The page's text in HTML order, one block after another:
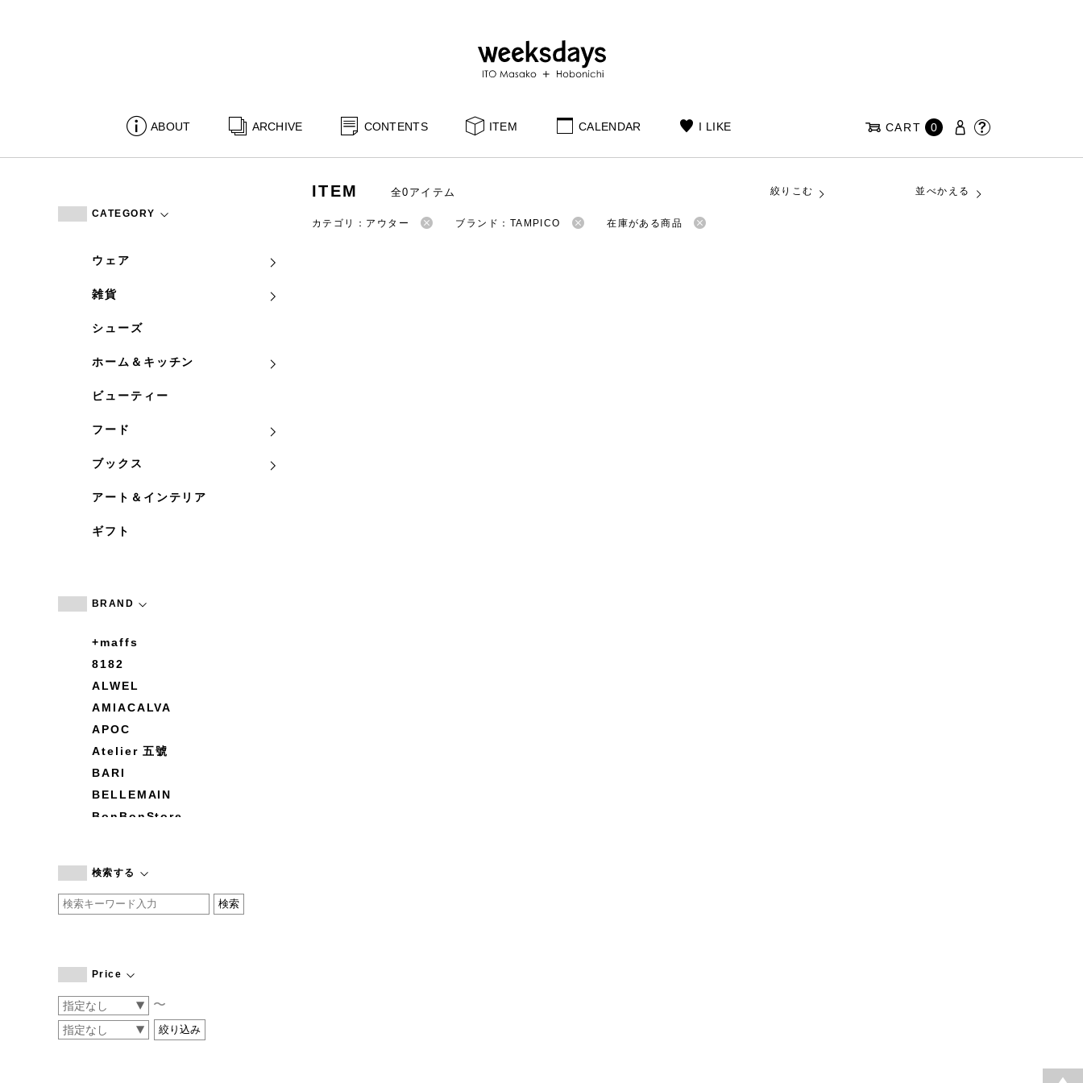
ABOUT ARCHIVE CONTENTS ITEM CALENDAR I LIKE CART 0
CATEGORY
ウェア
雑貨
シューズ
ホーム＆キッチン
ビューティー
フード
ブックス
アート＆インテリア
ギフト
BRAND
+maffs
8182
ALWEL
AMIACALVA
APOC
Atelier 五號
BARI
BELLEMAIN
BonBonStore
by basics
CATWORTH
COGTHEBIGSMOKE
CONVERSE
DEAN & DELUCA
検索する
Price
〜
ITEM 全0アイテム 絞りこむ 並べかえる
カテゴリ：アウター ブランド：TAMPICO 在庫がある商品